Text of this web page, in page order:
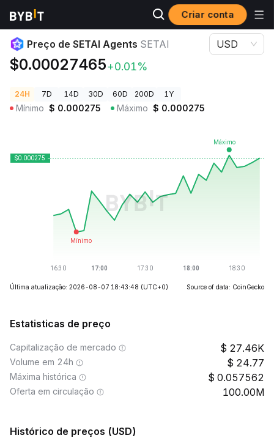
Criar conta
Preços de Criptomoedas Preço de SETAI Agents SETAI
Preço de SETAI Agents SETAI
$0.00027465+0.01%
USD
24H 7D 14D 30D 60D 200D 1Y
Mínimo $ 0.000275 Máximo $ 0.000275
Última atualização: 2026-08-07 18:43:48 (UTC+0) Source of data: CoinGecko
Estatisticas de preço
Capitalização de mercado 27.46K
Volume em 24h 24.77
Máxima histórica 0.057562
Oferta em circulação 100.00M
Histórico de preços (USD)